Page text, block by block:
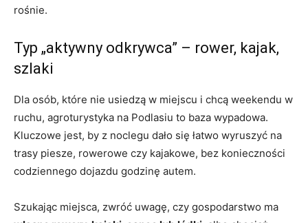
rośnie.
Typ „aktywny odkrywca” – rower, kajak,
szlaki
Dla osób, które nie usiedzą w miejscu i chcą weekendu w
ruchu, agroturystyka na Podlasiu to baza wypadowa.
Kluczowe jest, by z noclegu dało się łatwo wyruszyć na
trasy piesze, rowerowe czy kajakowe, bez konieczności
codziennego dojazdu godzinę autem.
Szukając miejsca, zwróć uwagę, czy gospodarstwo ma